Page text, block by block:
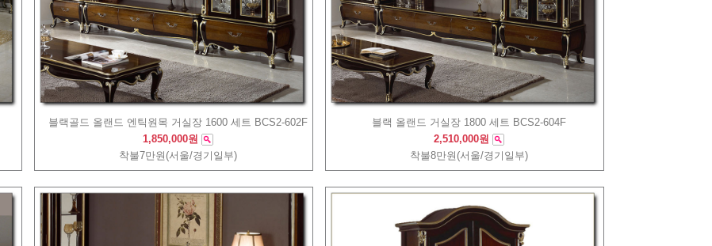
블랙골드 올랜드 엔틱원목 거실장 1600 세트 BCS2-602F
1,850,000원
착불7만원(서울/경기일부)
블랙 올랜드 거실장 1800 세트 BCS2-604F
2,510,000원
착불8만원(서울/경기일부)